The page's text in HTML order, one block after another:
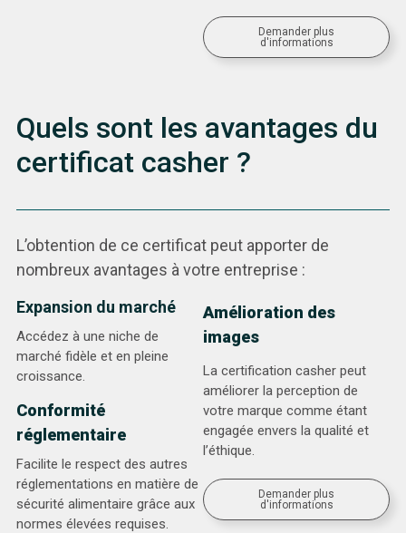
Demander plus
d'informations
Quels sont les avantages du
certificat casher ?
L’obtention de ce certificat peut apporter de
nombreux avantages à votre entreprise :
Expansion du marché
Accédez à une niche de
marché fidèle et en pleine
croissance.
Conformité
réglementaire
Facilite le respect des autres
réglementations en matière de
sécurité alimentaire grâce aux
normes élevées requises.
Amélioration des
images
La certification casher peut
améliorer la perception de
votre marque comme étant
engagée envers la qualité et
l’éthique.
Demander plus
d'informations